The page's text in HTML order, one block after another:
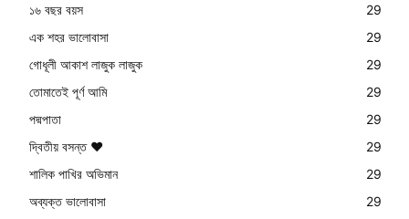
১৬ বছর বয়স
29
এক শহর ভালোবাসা
29
গোধূলী আকাশ লাজুক লাজুক
29
তোমাতেই পূর্ণ আমি
29
পদ্মপাতা
29
দ্বিতীয় বসন্ত ❤️
29
শালিক পাখির অভিমান
29
অব্যক্ত ভালোবাসা
29